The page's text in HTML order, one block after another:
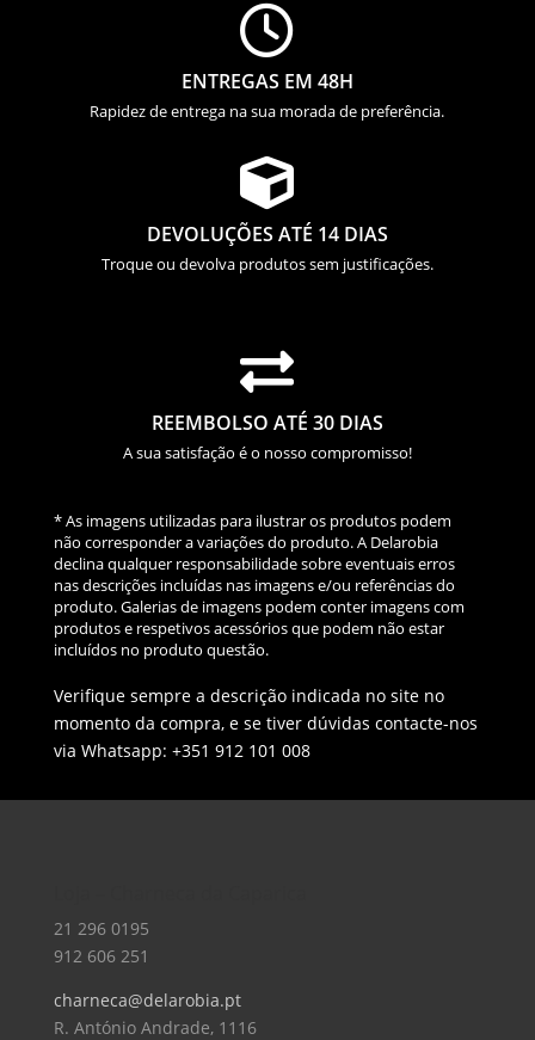

ENTREGAS EM 48H
Rapidez de entrega na sua morada de preferência.

DEVOLUÇÕES ATÉ 14 DIAS
Troque ou devolva produtos sem justificações.

REEMBOLSO ATÉ 30 DIAS
A sua satisfação é o nosso compromisso!
* As imagens utilizadas para ilustrar os produtos podem
não corresponder a variações do produto. A Delarobia
declina qualquer responsabilidade sobre eventuais erros
nas descrições incluídas nas imagens e/ou referências do
produto. Galerias de imagens podem conter imagens com
produtos e respetivos acessórios que podem não estar
incluídos no produto questão.
Verifique sempre a descrição indicada no site no
momento da compra, e se tiver dúvidas contacte-nos
via Whatsapp: +351 912 101 008
21 296 0195
912 606 251
charneca@delarobia.pt
R. António Andrade, 1116